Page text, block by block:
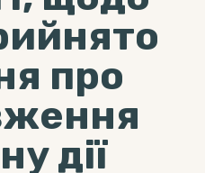
про
дії